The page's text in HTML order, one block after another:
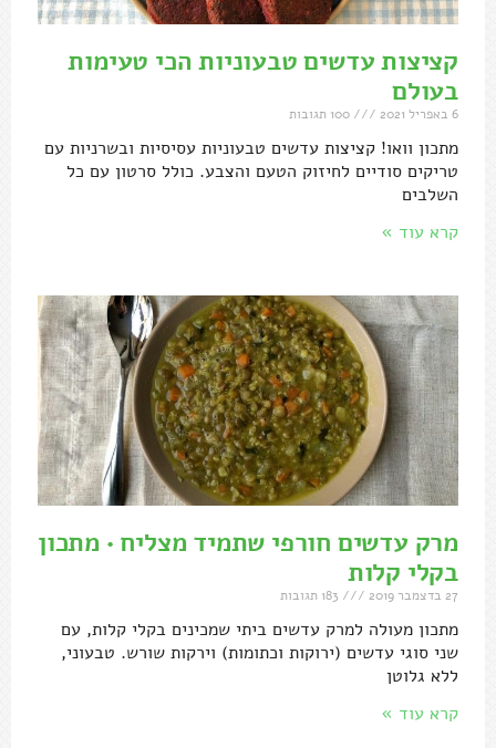
קציצות עדשים טבעוניות הכי טעימות
בעולם
6 באפריל 2021
מתכון וואו! קציצות עדשים טבעוניות עסיסיות ובשרניות עם
טריקים סודיים לחיזוק הטעם והצבע. כולל סרטון עם כל
השלבים
קרא עוד »
מרק עדשים חורפי שתמיד מצליח • מתכון
בקלי קלות
27 בדצמבר 2019
מתכון מעולה למרק עדשים ביתי שמכינים בקלי קלות, עם
שני סוגי עדשים (ירוקות וכתומות) וירקות שורש. טבעוני,
ללא גלוטן
קרא עוד »